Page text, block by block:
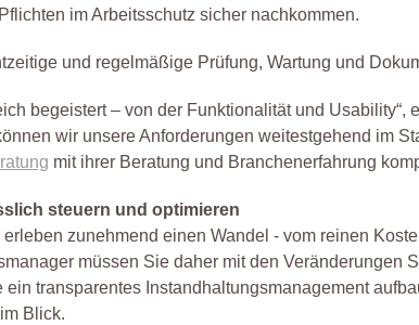
im Arbeitsschutz sicher nachkommen.
und regelmäßige Prüfung, Wartung und
begeistert – von der Funktionalität und Usability“,
wir unsere Anforderungen weitestgehend im
mit ihrer Beratung und Branchenerfahrung
steuern und optimieren
zunehmend einen Wandel - vom reinen
müssen Sie daher mit den Veränderungen
transparentes Instandhaltungsmanagement
Blick.